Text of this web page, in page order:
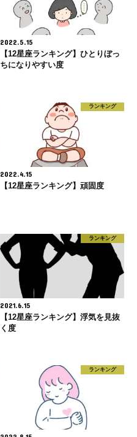
2022.5.15
【12星座ランキング】ひとりぼっ
ちになりやすい度
ランキング
2022.4.15
【12星座ランキング】頑固度
ランキング
2021.6.15
【12星座ランキング】浮気を見抜
く度
ランキング